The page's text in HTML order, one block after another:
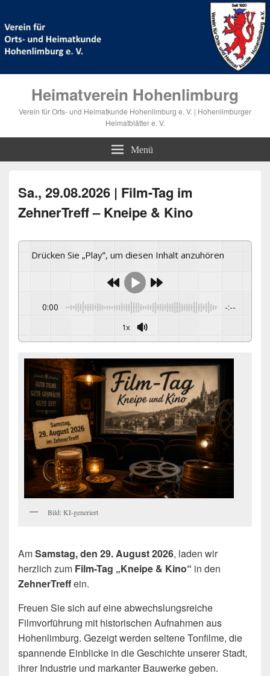
Heimatverein Hohenlimburg
Verein für Orts- und Heimatkunde Hohenlimburg e. V. | Hohenlimburger
Heimatblätter e. V.
Menü
Sa., 29.08.2026 | Film-Tag im
ZehnerTreff – Kneipe & Kino
Drücken Sie „Play“, um diesen Inhalt anzuhören
0:00 -:--
1x
Bild: KI-generiert
AmSamstag, den 29. August 2026, laden wir
herzlich zum Film-Tag „Kneipe & Kino“ in den
ZehnerTreffein.
Freuen Sie sich auf eine abwechslungsreiche
Filmvorführung mit historischen Aufnahmen aus
Hohenlimburg. Gezeigt werden seltene Tonfilme, die
spannende Einblicke in die Geschichte unserer Stadt,
ihrer Industrie und markanter Bauwerke geben.